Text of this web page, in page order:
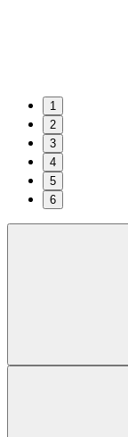
1
2
3
4
5
6